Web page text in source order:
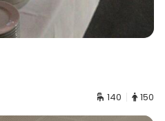
140 150